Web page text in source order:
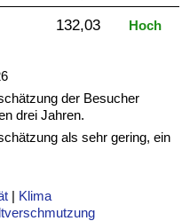
132,03
Hoch
der Besucher
drei Jahren.
als sehr gering, ein
| Klima
nach Land